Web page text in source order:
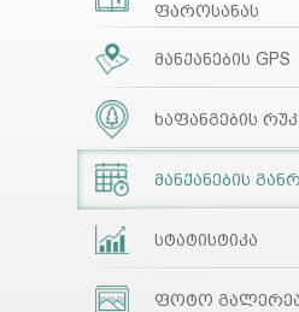
ფაროსანას
მანქანების GPS
ხაფანგების
მანქანების
სტატისტიკა
ფოტო